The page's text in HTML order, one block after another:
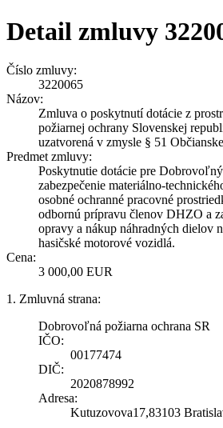
Detail zmluvy
Číslo zmluvy:
3220065
Názov:
Zmluva o poskytnutí dotácie z
požiarnej ochrany Slovenskej
uzatvorená v zmysle § 51
Predmet zmluvy:
Poskytnutie dotácie pre
zabezpečenie materiálno-
osobné ochranné pracovné
odbornú prípravu členov DHZO a
opravy a nákup náhradných dielov
hasičské motorové vozidlá.
Cena:
3 000,00 EUR
1. Zmluvná strana:
Dobrovoľná požiarna ochrana SR
IČO:
00177474
DIČ:
2020878992
Adresa:
Kutuzovova17,83103